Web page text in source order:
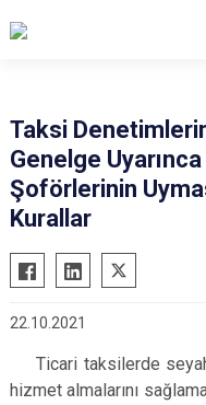
Taksi
Genelge
Şoförlerinin
Kurallar
22.10.2021
Ticari taksilerde
hizmet almalarını